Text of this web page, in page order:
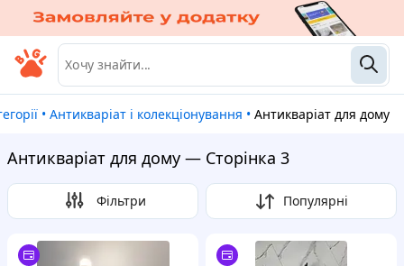
• Антикваріат і колекціонування • Антикваріат для дому
Антикваріат для дому — Сторінка 3
Фільтри Популярні